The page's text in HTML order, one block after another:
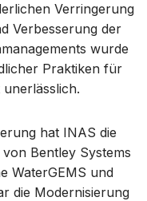
Verringerung
Verbesserung der
wurde
Praktiken für
hat INAS die
Bentley Systems
WaterGEMS und
die Modernisierung